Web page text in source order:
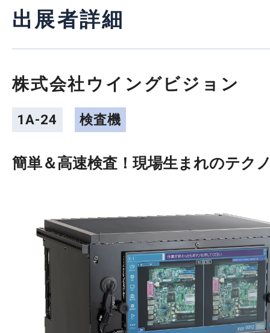
出展者詳細
株式会社ウイングビジョン
1A-24 検査機
簡単＆高速検査！現場生まれのテク